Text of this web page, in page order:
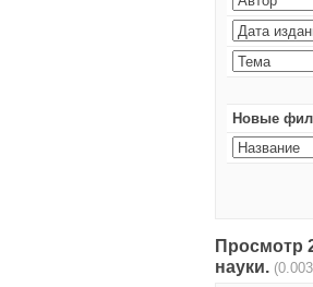
Новые
Просмотр
науки.